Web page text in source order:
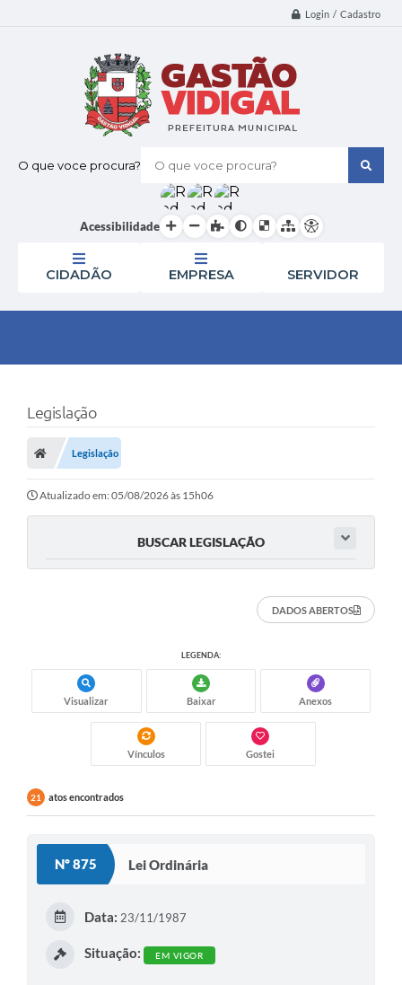
Login / Cadastro
O que voce procura?
Acessibilidade
CIDADÃO EMPRESA SERVIDOR
Legislação
Legislação
Atualizado em: 05/08/2026 às 15h06
BUSCAR LEGISLAÇÃO
DADOS ABERTOS
LEGENDA:
Visualizar Baixar Anexos
Vínculos Gostei
21 atos encontrados
Nº 875 Lei Ordinária
Data: 23/11/1987
Situação: EM VIGOR